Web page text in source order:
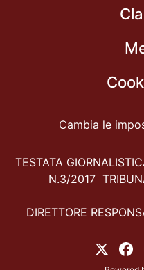
Cambia le
TESTATA
N.3/2017
DIRETTORE